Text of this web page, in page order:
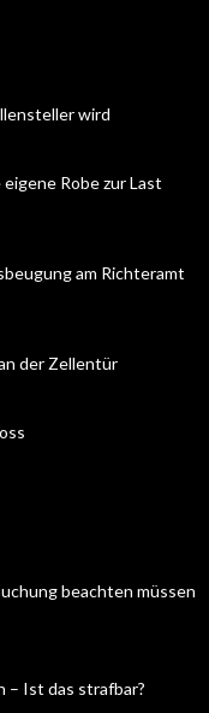
wird
Robe zur Last
am Richteramt
der Zellentür
beachten müssen
– Ist das strafbar?